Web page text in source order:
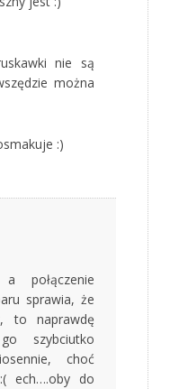
nie są
można
:)
połączenie
sprawia, że
to naprawdę
szybciutko
choć
ech….oby do